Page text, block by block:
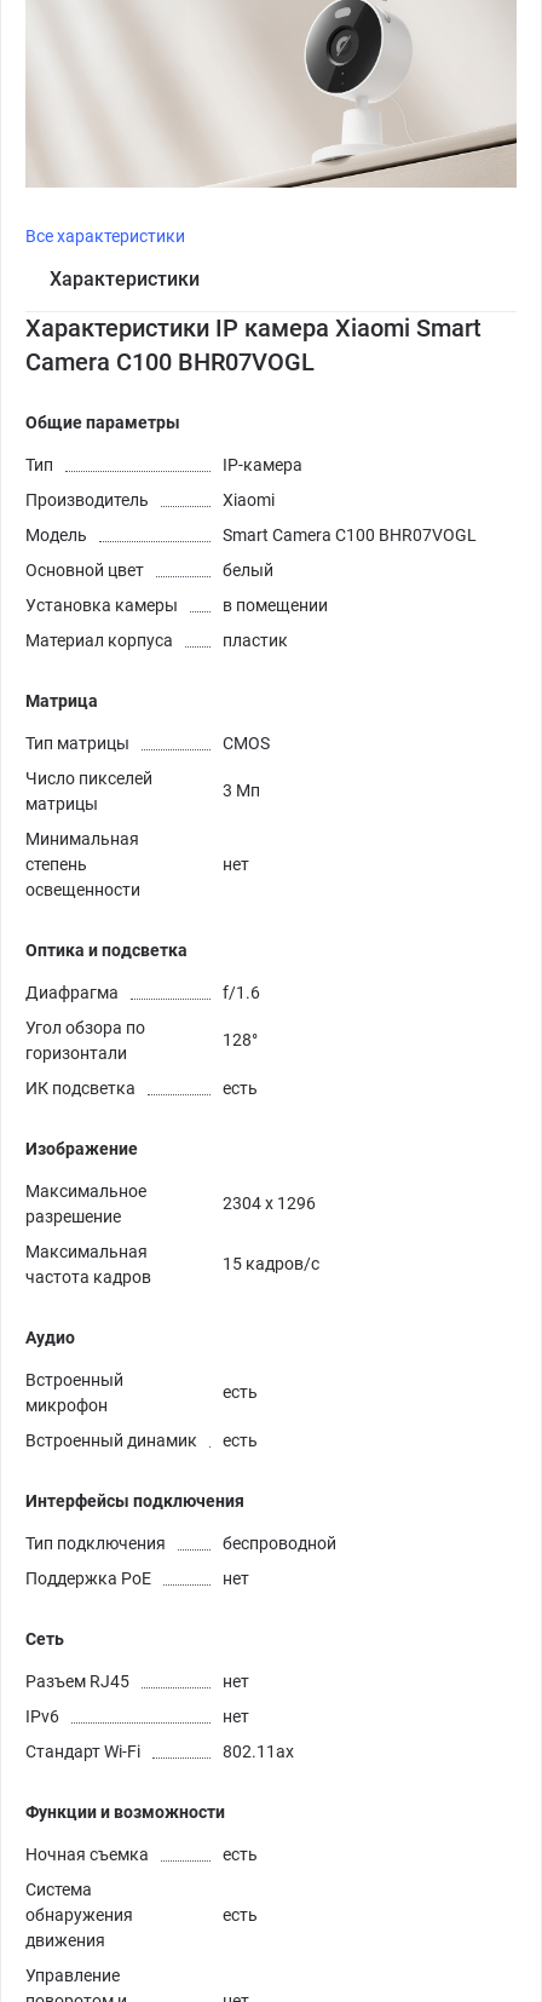
Все характеристики
Характеристики
Характеристики IP камера Xiaomi Smart
Camera C100 BHR07VOGL
Общие параметры
Тип
IP-камера
Производитель
Xiaomi
Модель
Smart Camera C100 BHR07VOGL
Основной цвет
белый
Установка камеры
в помещении
Материал корпуса
пластик
Матрица
Тип матрицы
CMOS
Число пикселей
матрицы
3 Мп
Минимальная
степень
освещенности
нет
Оптика и подсветка
Диафрагма
f/1.6
Угол обзора по
горизонтали
128°
ИК подсветка есть
Изображение
Максимальное
разрешение
2304 x 1296
Максимальная
частота кадров
15 кадров/с
Аудио
Встроенный
микрофон
есть
Встроенный динамик есть
Интерфейсы подключения
Тип подключения
беспроводной
Поддержка PoE
нет
Сеть
Разъем RJ45
нет
IPv6
нет
Стандарт Wi-Fi
802.11ax
Функции и возможности
Ночная съемка
есть
Система
обнаружения
движения
есть
Управление